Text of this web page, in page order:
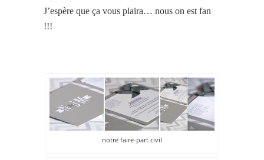
J’espère que ça vous plaira… nous on est fan
!!!
notre faire-part civil